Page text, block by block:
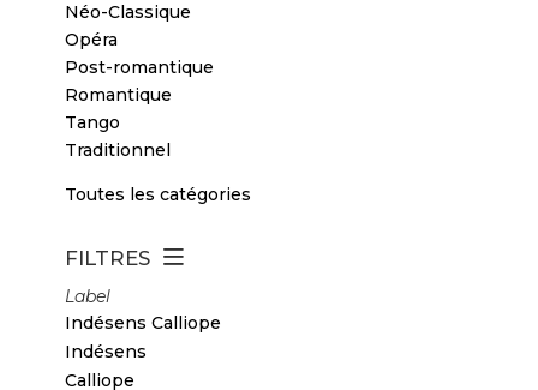
Néo-Classique
Opéra
Post-romantique
Romantique
Tango
Traditionnel
Toutes les catégories
FILTRES
Label
Indésens Calliope
Indésens
Calliope